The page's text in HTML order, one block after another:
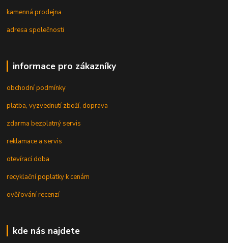
kamenná prodejna
adresa společnosti
informace pro zákazníky
obchodní podmínky
platba, vyzvednutí zboží, doprava
zdarma bezplatný servis
reklamace a servis
otevírací doba
recyklační poplatky k cenám
ověřování recenzí
kde nás najdete